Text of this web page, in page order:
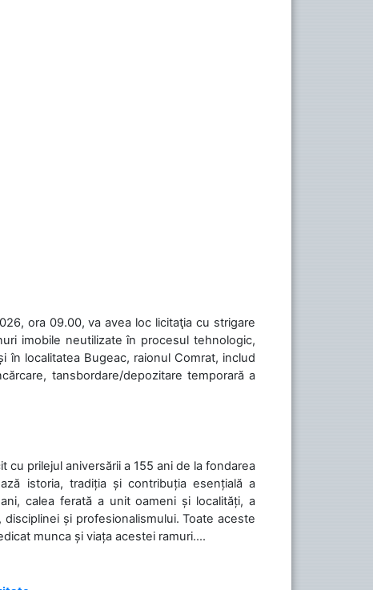
ora 09.00, va avea loc licitaţia cu strigare
imobile neutilizate în procesul tehnologic,
în localitatea Bugeac, raionul Comrat, includ
tansbordare/depozitare temporară a
prilejul aniversării a 155 ani de la fondarea
istoria, tradiția și contribuția esențială a
calea ferată a unit oameni și localități, a
și profesionalismului. Toate aceste
munca și viața acestei ramuri....